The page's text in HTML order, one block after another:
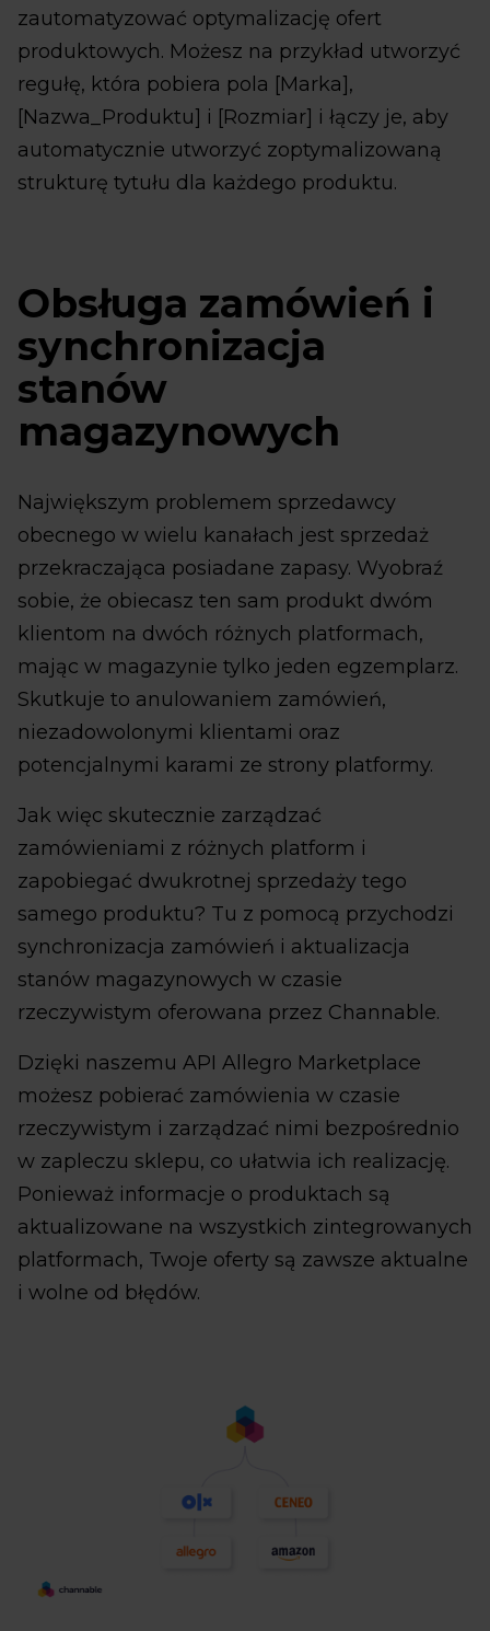
zautomatyzować optymalizację ofert
produktowych. Możesz na przykład utworzyć
regułę, która pobiera pola [Marka],
[Nazwa_Produktu] i [Rozmiar] i łączy je, aby
automatycznie utworzyć zoptymalizowaną
strukturę tytułu dla każdego produktu.
Obsługa zamówień i
synchronizacja
stanów
magazynowych
Największym problemem sprzedawcy
obecnego w wielu kanałach jest sprzedaż
przekraczająca posiadane zapasy. Wyobraź
sobie, że obiecasz ten sam produkt dwóm
klientom na dwóch różnych platformach,
mając w magazynie tylko jeden egzemplarz.
Skutkuje to anulowaniem zamówień,
niezadowolonymi klientami oraz
potencjalnymi karami ze strony platformy.
Jak więc skutecznie zarządzać
zamówieniami z różnych platform i
zapobiegać dwukrotnej sprzedaży tego
samego produktu? Tu z pomocą przychodzi
synchronizacja zamówień i aktualizacja
stanów magazynowych w czasie
rzeczywistym oferowana przez Channable.
Dzięki naszemu API Allegro Marketplace
możesz pobierać zamówienia w czasie
rzeczywistym i zarządzać nimi bezpośrednio
w zapleczu sklepu, co ułatwia ich realizację.
Ponieważ informacje o produktach są
aktualizowane na wszystkich zintegrowanych
platformach, Twoje oferty są zawsze aktualne
i wolne od błędów.